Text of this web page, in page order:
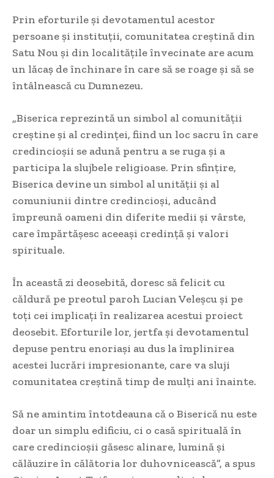
Prin eforturile și devotamentul acestor
persoane și instituții, comunitatea creștină din
Satu Nou și din localitățile învecinate are acum
un lăcaș de închinare în care să se roage și să se
întâlnească cu Dumnezeu.
„Biserica reprezintă un simbol al comunității
creștine și al credinței, fiind un loc sacru în care
credincioșii se adună pentru a se ruga și a
participa la slujbele religioase. Prin sfințire,
Biserica devine un simbol al unității și al
comuniunii dintre credincioși, aducând
împreună oameni din diferite medii și vârste,
care împărtășesc aceeași credință și valori
spirituale.
În această zi deosebită, doresc să felicit cu
căldură pe preotul paroh Lucian Veleșcu și pe
toți cei implicați în realizarea acestui proiect
deosebit. Eforturile lor, jertfa și devotamentul
depuse pentru enoriași au dus la împlinirea
acestei lucrări impresionante, care va sluji
comunitatea creștină timp de mulți ani înainte.
Să ne amintim întotdeauna că o Biserică nu este
doar un simplu edificiu, ci o casă spirituală în
care credincioșii găsesc alinare, lumină și
călăuzire în călătoria lor duhovnicească”, a spus